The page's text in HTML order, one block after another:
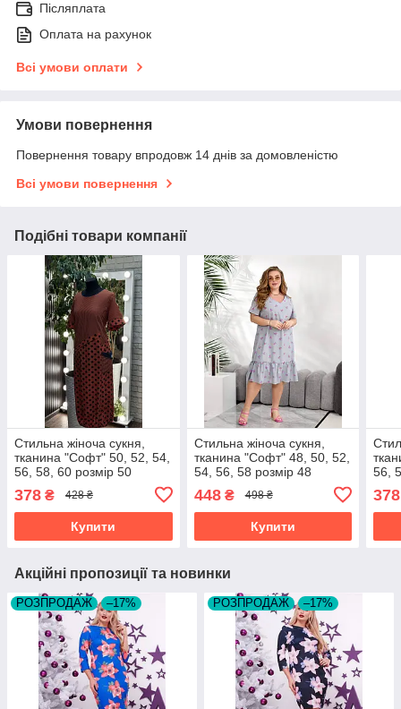
Післяплата
Оплата на рахунок
Всі умови оплати
Умови повернення
Повернення товару впродовж 14 днів за домовленістю
Всі умови повернення
Подібні товари компанії
Стильна жіноча сукня,
тканина "Софт" 50, 52, 54,
56, 58, 60 розмір 50
378 ₴ 428 ₴
Купити
Стильна жіноча сукня,
тканина "Софт" 48, 50, 52,
54, 56, 58 розмір 48
448₴ 498 ₴
Купити
56,
378
Акційні пропозиції та новинки
РОЗПРОДАЖ –17% РОЗПРОДАЖ –17%